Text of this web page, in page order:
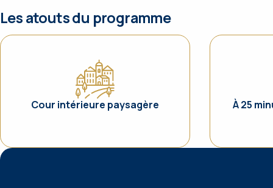
Les atouts du programme
Cour intérieure paysagère À 25